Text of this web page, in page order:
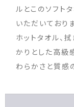
ルとこのソフト
いただいておりま
ホットタオル、
かりとした高級
わらかさと質感